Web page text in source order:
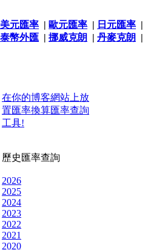
美元匯率 | 歐元匯率 | 日元匯率 |
泰幣外匯 | 挪威克朗 | 丹麥克朗 |
在你的博客網站上放
置匯率換算匯率查詢
工具!
歷史匯率查詢
2026
2025
2024
2023
2022
2021
2020